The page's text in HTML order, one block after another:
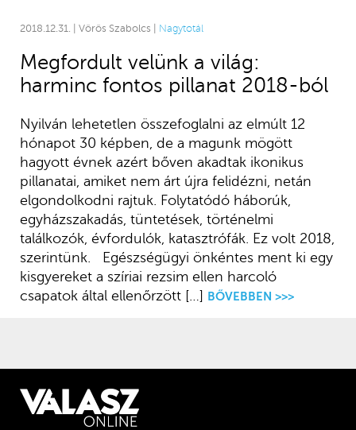
2018.12.31. | Vörös Szabolcs | Nagytotál
Megfordult velünk a világ:
harminc fontos pillanat 2018-ból
Nyilván lehetetlen összefoglalni az elmúlt 12
hónapot 30 képben, de a magunk mögött
hagyott évnek azért bőven akadtak ikonikus
pillanatai, amiket nem árt újra felidézni, netán
elgondolkodni rajtuk. Folytatódó háborúk,
egyházszakadás, tüntetések, történelmi
találkozók, évfordulók, katasztrófák. Ez volt 2018,
szerintünk. Egészségügyi önkéntes ment ki egy
kisgyereket a szíriai rezsim ellen harcoló
csapatok által ellenőrzött […]
BŐVEBBEN >>>